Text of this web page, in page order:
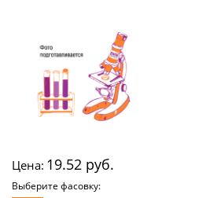
Цена: 19.52 руб.
Выберите фасовку: